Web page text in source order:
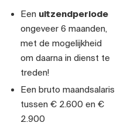
Een uitzendperiode
ongeveer 6 maanden,
met de mogelijkheid
om daarna in dienst te
treden!
Een bruto maandsalaris
tussen € 2.600 en €
2.900